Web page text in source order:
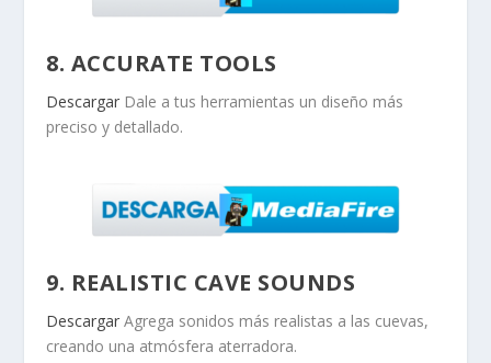
8. ACCURATE TOOLS
Descargar Dale a tus herramientas un diseño más
preciso y detallado.
9. REALISTIC CAVE SOUNDS
Descargar Agrega sonidos más realistas a las cuevas,
creando una atmósfera aterradora.